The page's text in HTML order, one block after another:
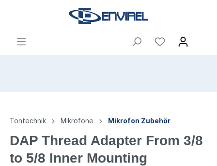
Tontechnik Mikrofone Mikrofon Zubehör
DAP Thread Adapter From 3/8
to 5/8 Inner Mounting